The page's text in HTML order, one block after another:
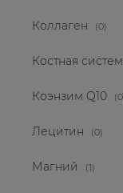
Коллаген (0)
Костная
Коэнзим Q10
Лецитин (0)
Магний (1)